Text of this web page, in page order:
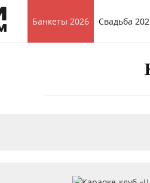
Банкеты 2026 Свадьба